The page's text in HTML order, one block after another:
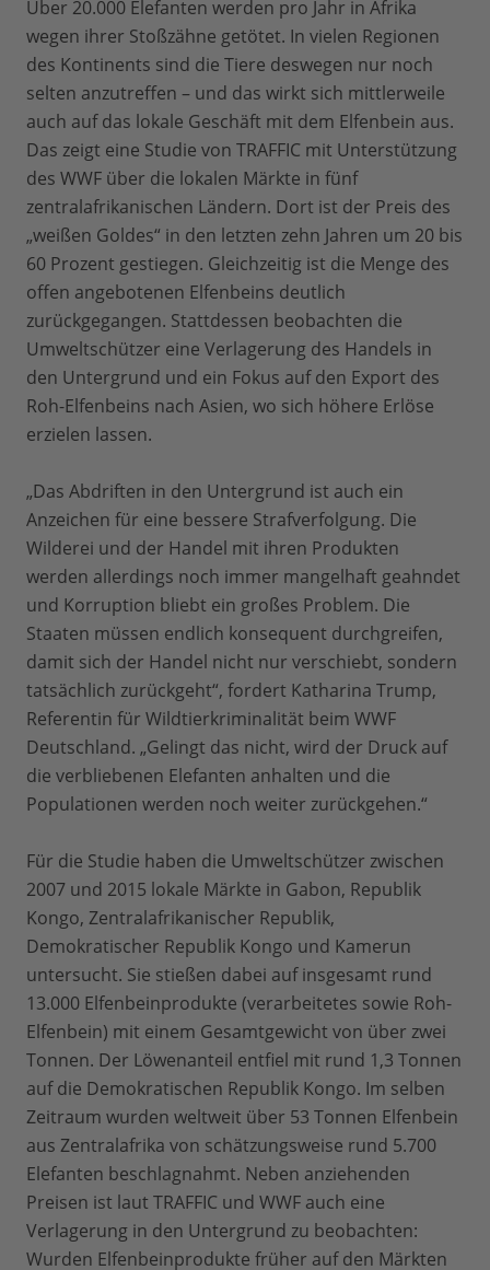
Über 20.000 Elefanten werden pro Jahr in Afrika
wegen ihrer Stoßzähne getötet. In vielen Regionen
des Kontinents sind die Tiere deswegen nur noch
selten anzutreffen – und das wirkt sich mittlerweile
auch auf das lokale Geschäft mit dem Elfenbein aus.
Das zeigt eine Studie von TRAFFIC mit Unterstützung
des WWF über die lokalen Märkte in fünf
zentralafrikanischen Ländern. Dort ist der Preis des
„weißen Goldes“ in den letzten zehn Jahren um 20 bis
60 Prozent gestiegen. Gleichzeitig ist die Menge des
offen angebotenen Elfenbeins deutlich
zurückgegangen. Stattdessen beobachten die
Umweltschützer eine Verlagerung des Handels in
den Untergrund und ein Fokus auf den Export des
Roh-Elfenbeins nach Asien, wo sich höhere Erlöse
erzielen lassen.
„Das Abdriften in den Untergrund ist auch ein
Anzeichen für eine bessere Strafverfolgung. Die
Wilderei und der Handel mit ihren Produkten
werden allerdings noch immer mangelhaft geahndet
und Korruption bliebt ein großes Problem. Die
Staaten müssen endlich konsequent durchgreifen,
damit sich der Handel nicht nur verschiebt, sondern
tatsächlich zurückgeht“, fordert Katharina Trump,
Referentin für Wildtierkriminalität beim WWF
Deutschland. „Gelingt das nicht, wird der Druck auf
die verbliebenen Elefanten anhalten und die
Populationen werden noch weiter zurückgehen.“
Für die Studie haben die Umweltschützer zwischen
2007 und 2015 lokale Märkte in Gabon, Republik
Kongo, Zentralafrikanischer Republik,
Demokratischer Republik Kongo und Kamerun
untersucht. Sie stießen dabei auf insgesamt rund
13.000 Elfenbeinprodukte (verarbeitetes sowie Roh-
Elfenbein) mit einem Gesamtgewicht von über zwei
Tonnen. Der Löwenanteil entfiel mit rund 1,3 Tonnen
auf die Demokratischen Republik Kongo. Im selben
Zeitraum wurden weltweit über 53 Tonnen Elfenbein
aus Zentralafrika von schätzungsweise rund 5.700
Elefanten beschlagnahmt. Neben anziehenden
Preisen ist laut TRAFFIC und WWF auch eine
Verlagerung in den Untergrund zu beobachten:
Wurden Elfenbeinprodukte früher auf den Märkten